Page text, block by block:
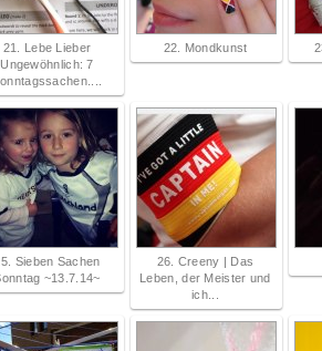
21. Lebe Lieber
Ungewöhnlich: 7
22. Mondkunst
Sieben Sachen
~13.7.14~
26. Creeny | Das
Leben, der Meister und
ich...